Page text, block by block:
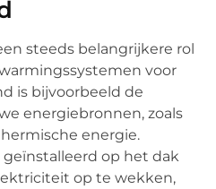
steeds belangrijkere rol
voor
is bijvoorbeeld de
energiebronnen, zoals
energie.
op het dak
op te wekken,